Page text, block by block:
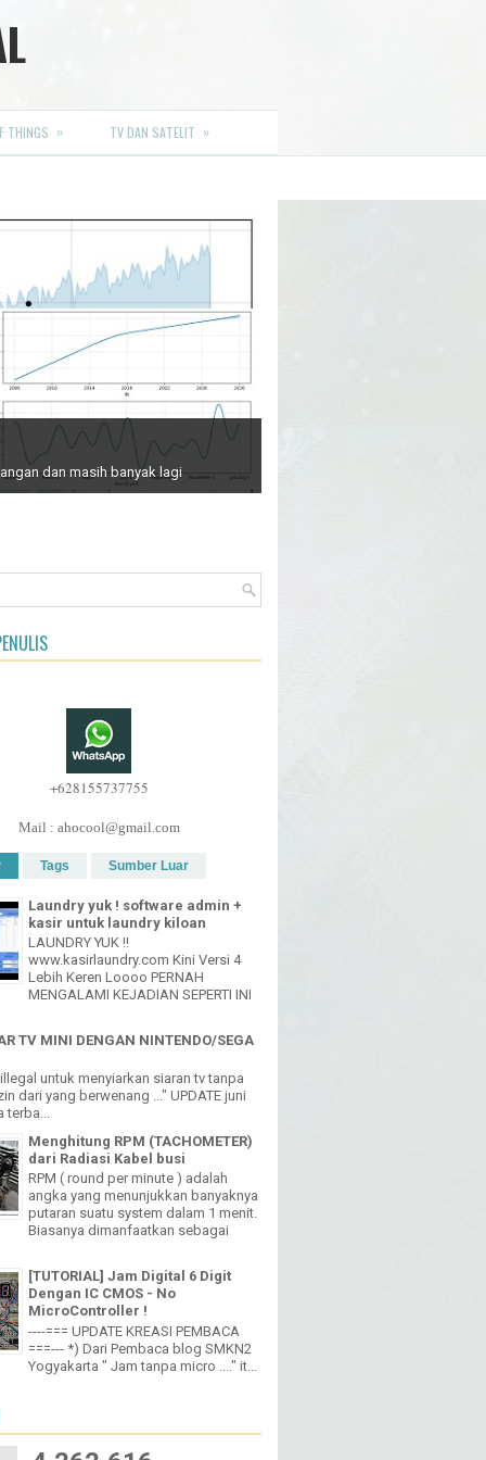
THINGS » TV DAN SATELIT »
dan masih banyak lagi
+628155737755
Mail : ahocool@gmail.com
Tags Sumber Luar
Laundry yuk ! software admin +
kasir untuk laundry kiloan
LAUNDRY YUK !!
www.kasirlaundry.com Kini Versi 4
Lebih Keren Loooo PERNAH
MENGALAMI KEJADIAN SEPERTI INI
TV MINI DENGAN NINTENDO/SEGA
untuk menyiarkan siaran tv tanpa
dari yang berwenang ..." UPDATE juni
terba...
Menghitung RPM (TACHOMETER)
dari Radiasi Kabel busi
RPM ( round per minute ) adalah
angka yang menunjukkan banyaknya
putaran suatu system dalam 1 menit.
Biasanya dimanfaatkan sebagai
[TUTORIAL] Jam Digital 6 Digit
Dengan IC CMOS - No
MicroController !
----=== UPDATE KREASI PEMBACA
===--- *) Dari Pembaca blog SMKN2
Yogyakarta " Jam tanpa micro ...." it...